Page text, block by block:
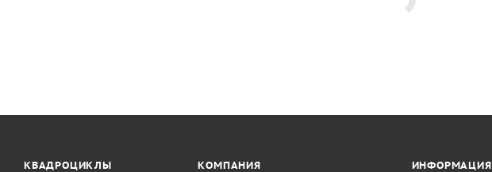
КВАДРОЦИКЛЫ КОМПАНИЯ ИНФОРМАЦИЯ